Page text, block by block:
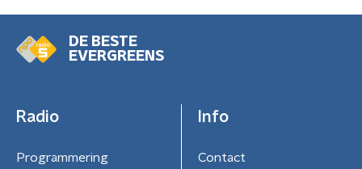
DE BESTE
EVERGREENS
Radio
Programmering
Info
Contact